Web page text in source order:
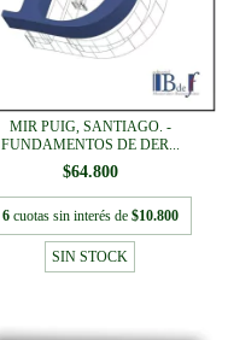
MIR PUIG, SANTIAGO. -
FUNDAMENTOS DE DER...
$64.800
6 cuotas sin interés de $10.800
SIN STOCK